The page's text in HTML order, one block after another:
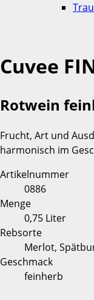
Cuvee
Rotwein
Frucht, Art und
harmonisch im
Artikelnummer
0886
Menge
0,75 Liter
Rebsorte
Merlot,
Geschmack
feinherb